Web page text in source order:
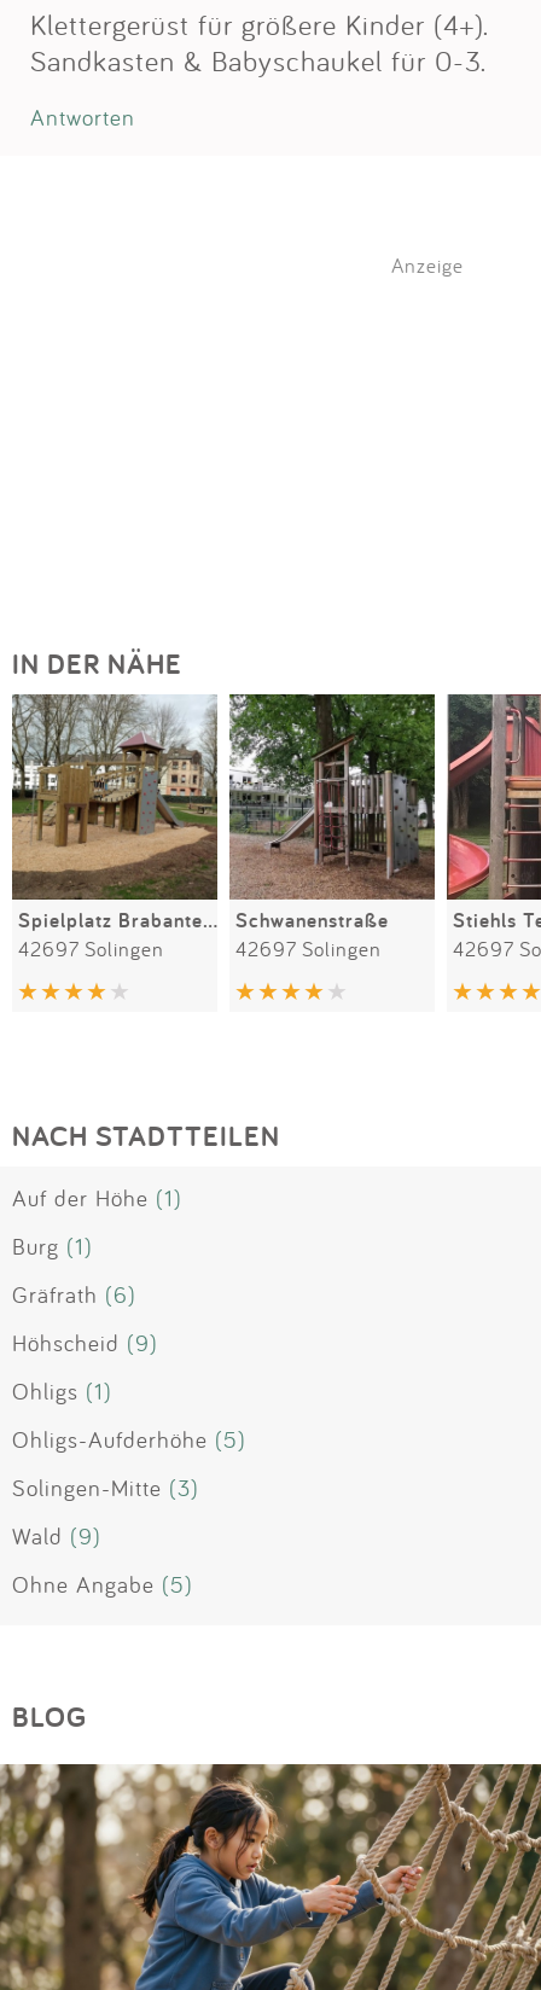
Klettergerüst für größere Kinder (4+).
Sandkasten & Babyschaukel für 0-3.
Antworten
Anzeige
IN DER NÄHE
Spielplatz Brabanter Straße
42697 Solingen
Schwanenstraße
42697 Solingen
Stiehls
42697
NACH STADTTEILEN
Auf der Höhe (1)
Burg (1)
Gräfrath (6)
Höhscheid (9)
Ohligs (1)
Ohligs-Aufderhöhe (5)
Solingen-Mitte (3)
Wald (9)
Ohne Angabe (5)
BLOG